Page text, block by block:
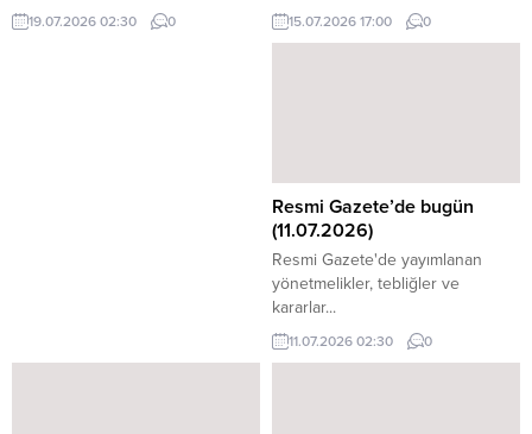
bırakacağı, kendini feshedeceği
sözü verildiğini belirterek,
19.07.2026 02:30 0 15.07.2026 17:00 0
Resmi Gazete’de bugün
(11.07.2026)
Resmi Gazete'de yayımlanan
yönetmelikler, tebliğler ve
kararlar...
11.07.2026 02:30 0